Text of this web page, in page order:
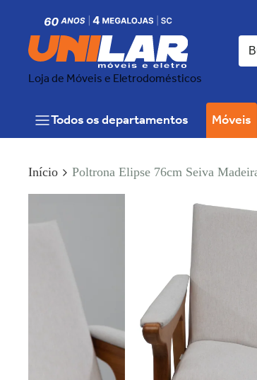
Loja de Móveis e Eletrodomésticos
Todos os departamentos Móveis
Início Poltrona Elipse 76cm Seiva